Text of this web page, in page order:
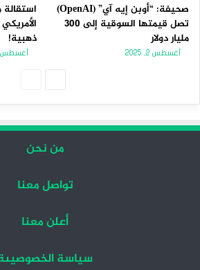
صحيفة: “أوبن إيه آي” (OpenAI)
تصل قيمتها السوقية إلى 300
مليار دولار
أغسطس 2, 2025
ذهبية!
أغسطس 2, 2025
من نحن
تواصل معنا
أعلن معنا
سياسة